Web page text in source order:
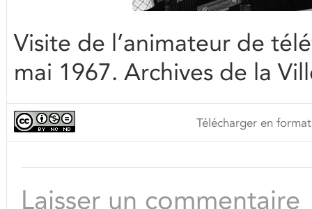
Visite de l’animateur de
mai 1967. Archives de la
Télécharger en
Laisser un commentaire